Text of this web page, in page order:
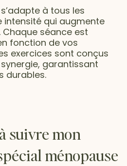
à tous les
intensité qui augmente
séance est
fonction de vos
exercices sont conçus
garantissant
durables.
suivre mon
ménopause